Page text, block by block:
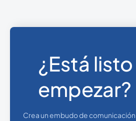
¿Está
empezar?
Crea un embudo de